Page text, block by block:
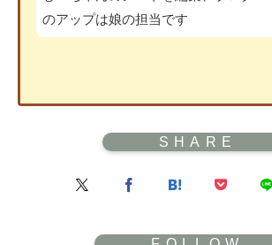
のアップは娘の担当です